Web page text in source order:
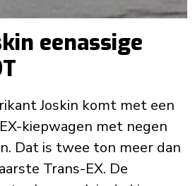
eenassige
Joskin komt met een
kiepwagen met negen
Dat is twee ton meer dan
Trans-EX. De